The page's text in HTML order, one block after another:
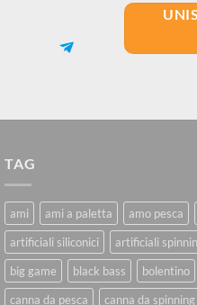
TAG
ami ami a paletta amo pesca
artificiali siliconici
artificiali
big game
black bass bolentino
canna da pesca
canna da spinning